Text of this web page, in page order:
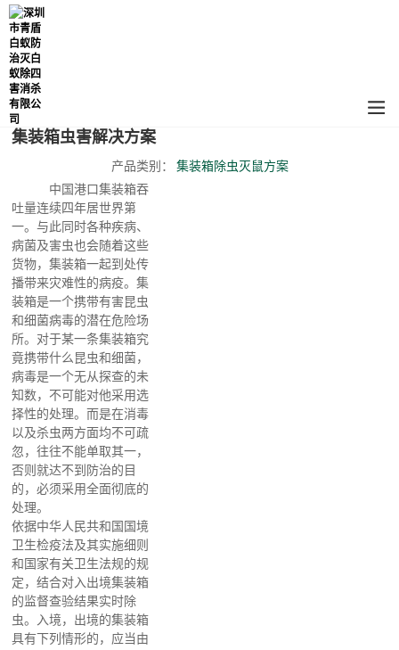
集装箱虫害解决方案
产品类别：
集装箱除虫灭鼠方案
中国港口集装箱吞
吐量连续四年居世界第
一。与此同时各种疾病、
病菌及害虫也会随着这些
货物，集装箱一起到处传
播带来灾难性的病疫。集
装箱是一个携带有害昆虫
和细菌病毒的潜在危险场
所。对于某一条集装箱究
竟携带什么昆虫和细菌，
病毒是一个无从探查的未
知数，不可能对他采用选
择性的处理。而是在消毒
以及杀虫两方面均不可疏
忽，往往不能单取其一，
否则就达不到防治的目
的，必须采用全面彻底的
处理。
依据中华人民共和国国境
卫生检疫法及其实施细则
和国家有关卫生法规的规
定，结合对入出境集装箱
的监督查验结果实时除
虫。入境，出境的集装箱
具有下列情形的，应当由